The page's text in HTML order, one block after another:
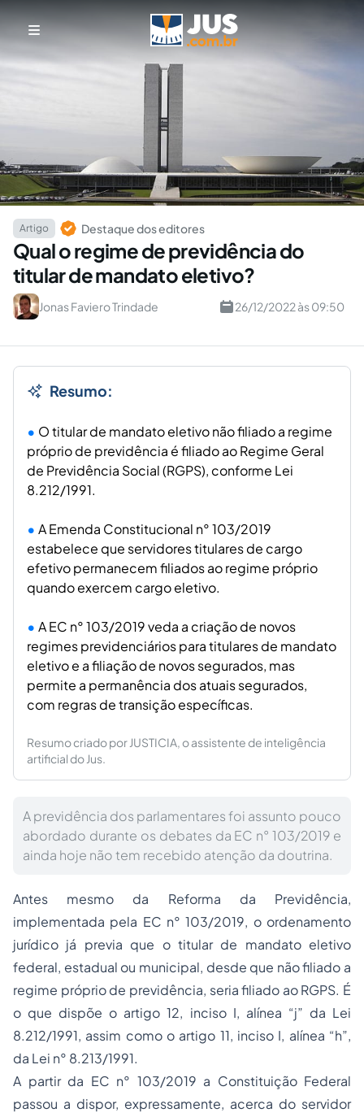
Artigo Destaque dos editores
Qual o regime de previdência do
titular de mandato eletivo?
Jonas Faviero Trindade 26/12/2022 às 09:50
Resumo:
O titular de mandato eletivo não filiado a regime
próprio de previdência é filiado ao Regime Geral
de Previdência Social (RGPS), conforme Lei
8.212/1991.
A Emenda Constitucional n° 103/2019
estabelece que servidores titulares de cargo
efetivo permanecem filiados ao regime próprio
quando exercem cargo eletivo.
A EC n° 103/2019 veda a criação de novos
regimes previdenciários para titulares de mandato
eletivo e a filiação de novos segurados, mas
permite a permanência dos atuais segurados,
com regras de transição específicas.
Resumo criado por JUSTICIA, o assistente de inteligência
artificial do Jus.
A previdência dos parlamentares foi assunto pouco
abordado durante os debates da EC n° 103/2019 e
ainda hoje não tem recebido atenção da doutrina.
Antes mesmo da Reforma da Previdência,
implementada pela EC n° 103/2019, o ordenamento
jurídico já previa que o titular de mandato eletivo
federal, estadual ou municipal, desde que não filiado a
regime próprio de previdência, seria filiado ao RGPS. É
o que dispõe o artigo 12, inciso I, alínea “j” da Lei
8.212/1991, assim como o artigo 11, inciso I, alínea “h”,
da Lei n° 8.213/1991.
A partir da EC n° 103/2019 a Constituição Federal
passou a dispor, expressamente, acerca do servidor